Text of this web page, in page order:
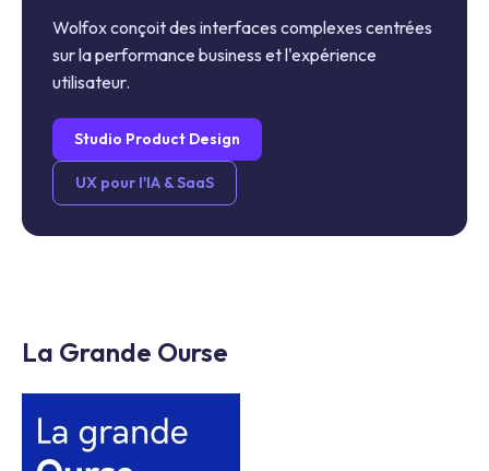
Wolfox conçoit des interfaces complexes centrées
sur la performance business et l'expérience
utilisateur.
Studio Product Design
UX pour l'IA & SaaS
La Grande Ourse